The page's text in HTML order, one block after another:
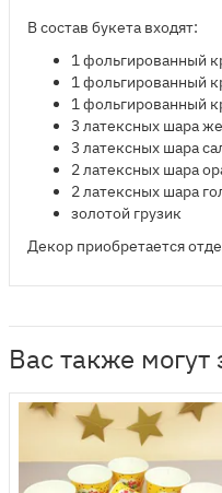
В состав букета входят:
1 фольгированный
1 фольгированный
1 фольгированный
3 латексных шара
3 латексных шара
2 латексных шара
2 латексных шара
золотой грузик
Декор приобретается
Вас также могут